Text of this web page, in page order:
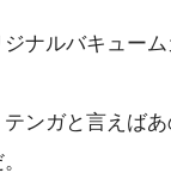
ナルバキュー
ンガと言えば